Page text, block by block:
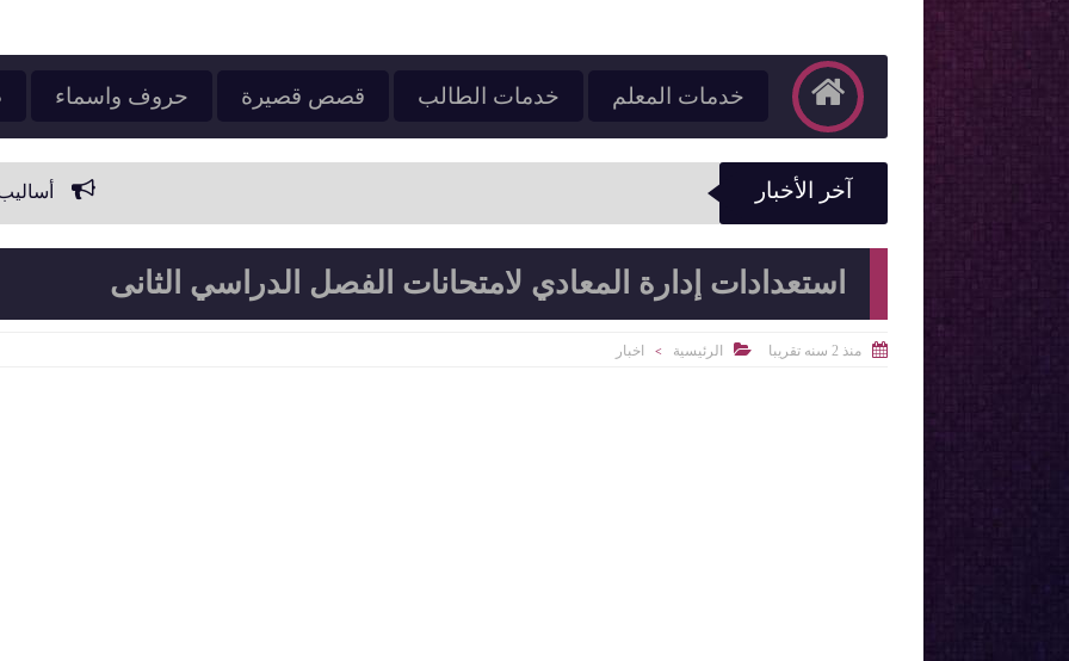
خدمات المعلم خدمات الطالب قصص قصيرة حروف واسماء
آخر الأخبار أساليب سحب سيارات من
استعدادات إدارة المعادي لامتحانات الفصل الدراسي الثانى
 منذ 2 سنه تقريبا  الرئيسية > اخبار